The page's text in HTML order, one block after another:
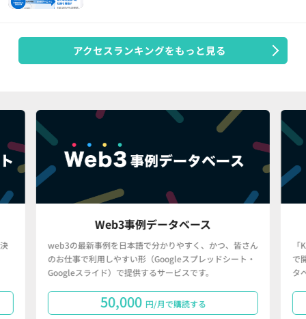
アクセスランキングをもっと見る
Web3事例データベース
web3の最新事例を日本語で分かりやすく、かつ、皆さん
のお仕事で利用しやすい形（Googleスプレッドシート・
Googleスライド）で提供するサービスです。
50,000 円/月で購読する
で
タ